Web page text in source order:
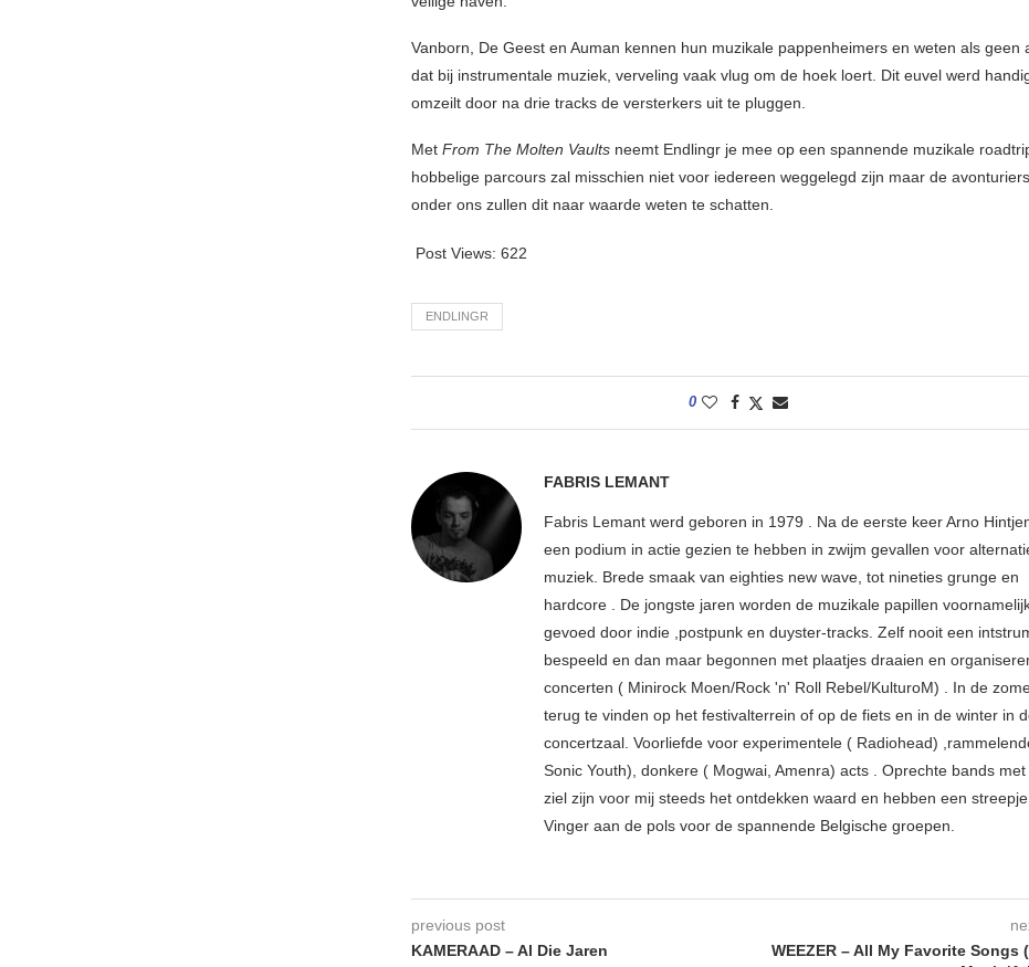
Vanborn, De Geest en Auman kennen hun muzikale pappenheimers en weten als geen
dat bij instrumentale muziek, verveling vaak vlug om de hoek loert. Dit euvel werd
omzeilt door na drie tracks de versterkers uit te pluggen.
Met From The Molten Vaults neemt Endlingr je mee op een spannende muzikale
hobbelige parcours zal misschien niet voor iedereen weggelegd zijn maar de avonturiers
onder ons zullen dit naar waarde weten te schatten.
Post Views: 622
ENDLINGR
0
FABRIS LEMANT
Fabris Lemant werd geboren in 1979 . Na de eerste keer Arno
een podium in actie gezien te hebben in zwijm gevallen voor
muziek. Brede smaak van eighties new wave, tot nineties grunge en
hardcore . De jongste jaren worden de muzikale papillen
gevoed door indie ,postpunk en duyster-tracks. Zelf nooit een
bespeeld en dan maar begonnen met plaatjes draaien en
concerten ( Minirock Moen/Rock 'n' Roll Rebel/KulturoM) . In de
terug te vinden op het festivalterrein of op de fiets en in de winter in
concertzaal. Voorliefde voor experimentele ( Radiohead)
Sonic Youth), donkere ( Mogwai, Amenra) acts . Oprechte bands met
ziel zijn voor mij steeds het ontdekken waard en hebben een
Vinger aan de pols voor de spannende Belgische groepen.
previous post
KAMERAAD – Al Die Jaren
WEEZER – All My Favorite Songs